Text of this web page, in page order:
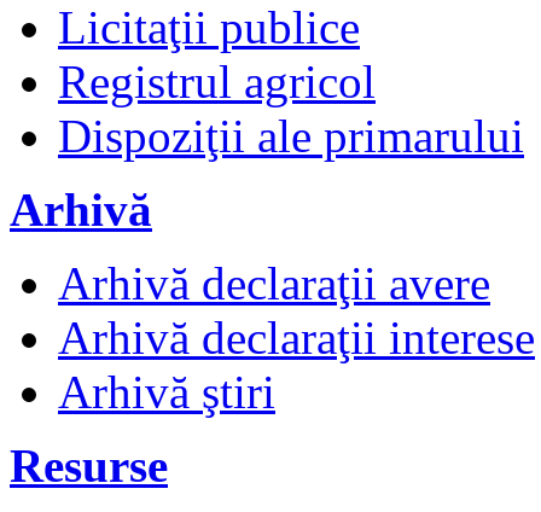
Licitaţii publice
Registrul agricol
Dispoziţii ale primarului
Arhivă
Arhivă declaraţii avere
Arhivă declaraţii interese
Arhivă ştiri
Resurse